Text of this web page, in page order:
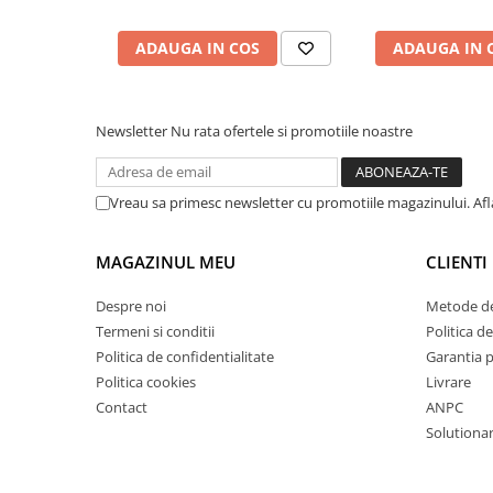
Mandrină cu 4 fălci din otel
Instrumente de prindere
Dispozitive de prindere pentru
Elemente de prindere mecanică
Mese rotative / mese inclinabile /
Papusa mobila / con de centrare
Instrumente de masurare
Afisaj digital
ADAUGA IN COS ADAUGA IN
Newsletter Nu rata ofertele si promotiile noastre
Vreau sa primesc newsletter cu promotiile magazinului.
MAGAZINUL MEU
Despre noi
Termeni si conditii
Politica de confidentialitate
Politica cookies
Contact
CLIENTI
Metode
Politica
Garantia
Livrare
ANPC